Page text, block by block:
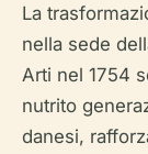
La
nella sede
Arti nel 1754
nutrito
danesi,